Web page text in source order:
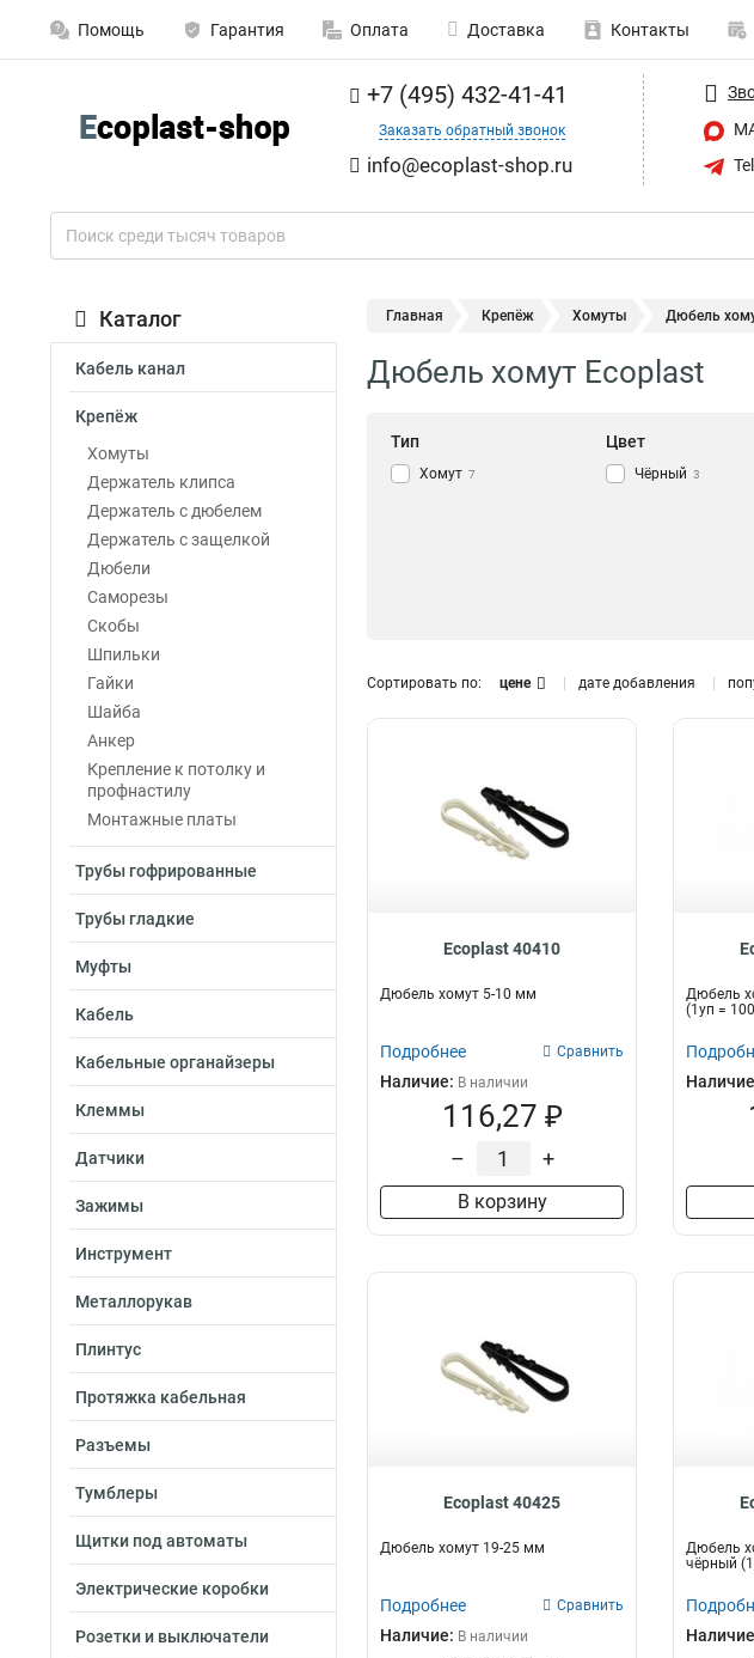
Помощь Гарантия Оплата Доставка Контакты
+7 (495) 432-41-41
Заказать обратный звонок
info@ecoplast-shop.ru
Каталог
Кабель канал
Крепёж
Хомуты
Держатель клипса
Держатель с дюбелем
Держатель с защелкой
Дюбели
Саморезы
Скобы
Шпильки
Гайки
Шайба
Анкер
Крепление к потолку и
профнастилу
Монтажные платы
Трубы гофрированные
Трубы гладкие
Муфты
Кабель
Кабельные органайзеры
Клеммы
Датчики
Зажимы
Инструмент
Металлорукав
Плинтус
Протяжка кабельная
Разъемы
Тумблеры
Щитки под автоматы
Электрические коробки
Розетки и выключатели
Главная Крепёж Хомуты Дюбель
Дюбель хомут Ecoplast
Тип
Хомут 7
Цвет
Чёрный 3
Сортировать по: цене дате добавления
Ecoplast 40410
Дюбель хомут 5-10 мм
Подробнее Сравнить
Наличие: В наличии
116,27 ₽
– +
В корзину
Дюбель
(1уп =
Ecoplast 40425
Дюбель хомут 19-25 мм
Подробнее Сравнить
Наличие: В наличии
Дюбель
чёрный